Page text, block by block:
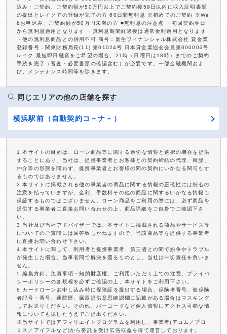
込み・ご契約、ご契約額が50万円以上でご契約後59日以内に収入証明書類
の提出とレイクでの登録が完了の方 60日間無利息 ※初めてのご契約 ※We
bお申込み、ご契約額が50万円未満の方 ■無利息の注意点 ・初回契約翌日
から無利息適用となります ・無利息期間経過後は通常金利適用となります
・他の無利息商品との併用不可 商号：新生フィナンシャル株式会社 貸金業
登録番号：関東財務局長(11) 第01024号 日本貸金業協会会員第000003号
レイク 最短即日融資をご希望の場合、21時（日曜日は18時）までのご契約
手続き完了（審査・必要書類の確認含む）が必要です。一部金融機関およ
び、メンテナンス時間等を除きます。
同じエリアの他の店舗を探す
横浜駅前（自動契約コ－ナ－）
1.本サイトの目的は、ローン商品等に関する適切な情報と選択の機会を提供
することにあり、当社は、提携事業者とお客様との契約締結の代理、斡旋、
仲介等の形態を問わず、提携事業者とお客様の間の契約にいかなる関与もす
るものではありません。
2.本サイトに掲載される他の事業者の商品に関する情報の正確性には細心の
注意を払っていますが、金利、手数料その他の商品に関するいかなる情報も
保証するものではございません。ローン商品をご利用の際には、必ず商品を
提供する事業者に直接お問い合わせの上、商品詳細をご自身でご確認下さ
い。
3.当社及び当社アドバイザーでは、本サイトに掲載される商品やサービス等
についてのご質問には回答致しかねますので、当該商品等を提供する事業者
に直接お問い合わせ下さい。
4.本サイトに関して、利用者と提携事業者、第三者との間で紛争やトラブル
が発生した場合、当事者間で解決を図るものとし、当社は一切責任を負いま
せん。
5.編集方針、免責事項・知的財産権、ご利用いただく上での注意、プライバ
シーポリシーの各規程を必ずご確認の上、本サイトをご利用下さい。
6.カードローンお申し込み時に保険証を提出する場合、保険者番号、被保険
者記号・番号、通院歴、臓器提供意思確認欄に記載がある場合はマスキング
してお送りください。その他、バーコードなど個人情報にアクセス可能な情
報についても隠したうえでご提出ください。
※当サイトではアフィリエイトプログラムを利用し、事業者(アコム／プロ
ミス／アイフルなど)から委託を受け広告収益を得て運営しております。